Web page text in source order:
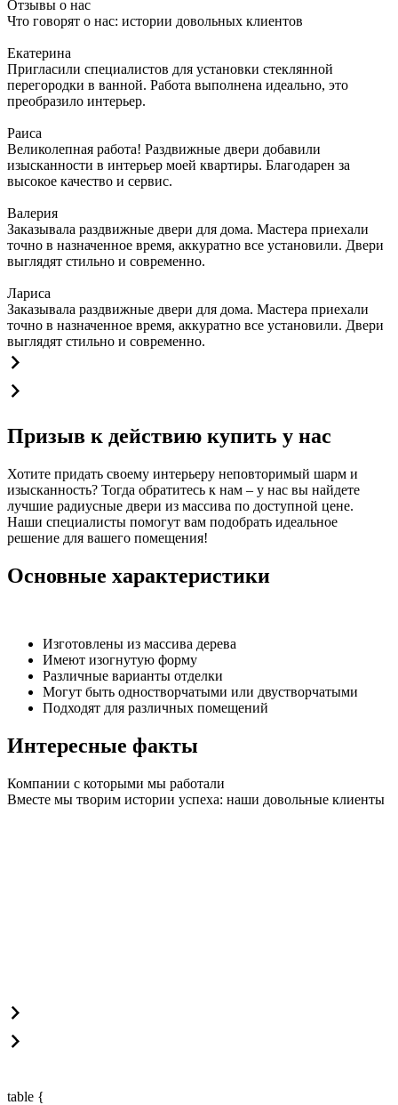
Отзывы о нас
Что говорят о нас: истории довольных клиентов
Екатерина
Пригласили специалистов для установки стеклянной
перегородки в ванной. Работа выполнена идеально, это
преобразило интерьер.
Раиса
Великолепная работа! Раздвижные двери добавили
изысканности в интерьер моей квартиры. Благодарен за
высокое качество и сервис.
Валерия
Заказывала раздвижные двери для дома. Мастера приехали
точно в назначенное время, аккуратно все установили. Двери
выглядят стильно и современно.
Лариса
Заказывала раздвижные двери для дома. Мастера приехали
точно в назначенное время, аккуратно все установили. Двери
выглядят стильно и современно.
Призыв к действию купить у нас
Хотите придать своему интерьеру неповторимый шарм и
изысканность? Тогда обратитесь к нам – у нас вы найдете
лучшие радиусные двери из массива по доступной цене.
Наши специалисты помогут вам подобрать идеальное
решение для вашего помещения!
Основные характеристики
Изготовлены из массива дерева
Имеют изогнутую форму
Различные варианты отделки
Могут быть одностворчатыми или двустворчатыми
Подходят для различных помещений
Интересные факты
Компании с которыми мы работали
Вместе мы творим истории успеха: наши довольные клиенты
table {